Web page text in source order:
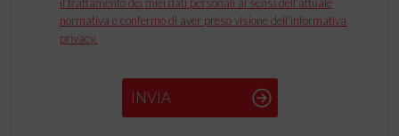
normativa e confermo di aver preso visione dell'informativa
privacy.
INVIA